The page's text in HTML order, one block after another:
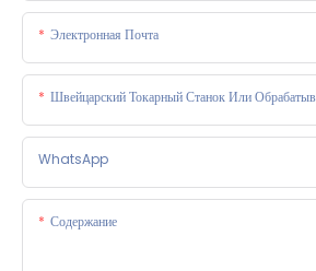
Электронная Почта
Швейцарский Токарный Станок Или
WhatsApp
Содержание